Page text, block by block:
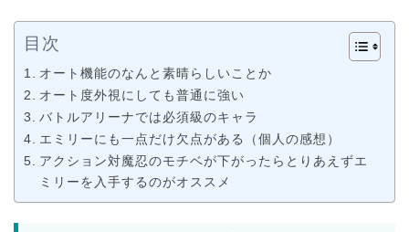
目次
オート機能のなんと素晴らしいことか
オート度外視にしても普通に強い
バトルアリーナでは必須級のキャラ
エミリーにも一点だけ欠点がある（個人の感想）
アクション対魔忍のモチベが下がったらとりあえずエ
ミリーを入手するのがオススメ